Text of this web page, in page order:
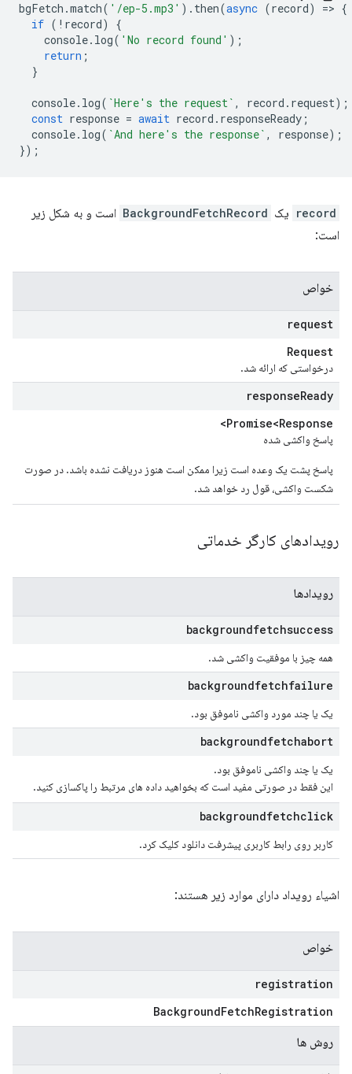
bgFetch .match( '/ep-5.mp3' ). then(async (record) => {
if ( ! record)
{
console. log( 'No record found' );
return ;
}
console. log( `Here's the request` , record . request);
const response = await record . responseReady ;
console. log( `And here's the response` , response);
});
record یک BackgroundFetchRecord است و به شکل زیر
است:
خواص
request
Request
درخواستی که ارائه شد.
responseReady
Promise<Response>
پاسخ واکشی شده
پاسخ پشت یک وعده است زیرا ممکن است هنوز دریافت نشده باشد. در صورت
شکست واکشی، قول رد خواهد شد.
رویدادهای کارگر خدماتی
رویدادها
backgroundfetchsuccess
همه چیز با موفقیت واکشی شد.
backgroundfetchfailure
یک یا چند مورد واکشی ناموفق بود.
backgroundfetchabort
یک یا چند واکشی ناموفق بود.
این فقط در صورتی مفید است که بخواهید داده های مرتبط را پاکسازی کنید.
backgroundfetchclick
کاربر روی رابط کاربری پیشرفت دانلود کلیک کرد.
اشیاء رویداد دارای موارد زیر هستند:
خواص
registration
BackgroundFetchRegistration
روش ها